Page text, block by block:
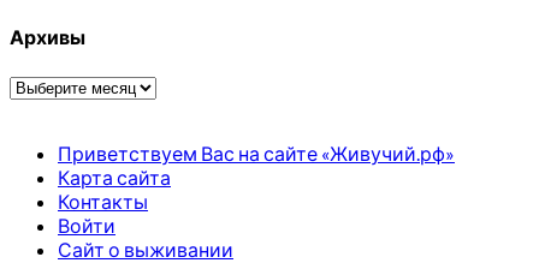
Архивы
Архивы
Приветствуем Вас на сайте «Живучий.рф»
Карта сайта
Контакты
Войти
Сайт о выживании